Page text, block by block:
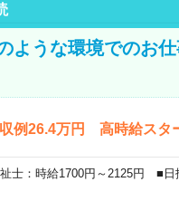
ような環境でのお仕
例26.4万円 高時給スタ
士：時給1700円～2125円 ■日